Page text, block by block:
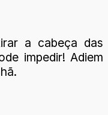
a cabeça das
impedir! Adiem